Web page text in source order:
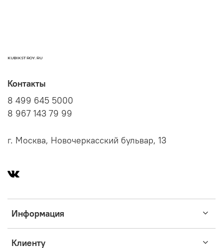
KUBIKSTROY.RU
Информация
Клиенту
Контакты
8 499 645 5000
8 967 143 79 99
г. Москва, Новочеркасский бульвар, 13